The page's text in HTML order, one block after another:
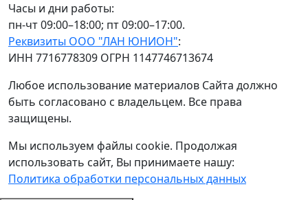
Часы и дни работы:
пн-чт 09:00–18:00; пт 09:00–17:00.
Реквизиты ООО "ЛАН ЮНИОН":
ИНН 7716778309 ОГРН 1147746713674
Любое использование материалов Сайта должно
быть согласовано с владельцем. Все права
защищены.
Мы используем файлы cookie. Продолжая
использовать сайт, Вы принимаете нашу:
Политика обработки персональных данных